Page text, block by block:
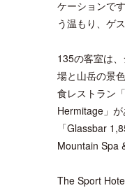
ケーションで
う温もり、ゲ
135の客室は
場と山岳の景
食レストラン
Hermitage」
「Glassbar
Mountain Spa
The Sport